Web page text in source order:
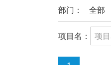
部门： 全部
项目名：